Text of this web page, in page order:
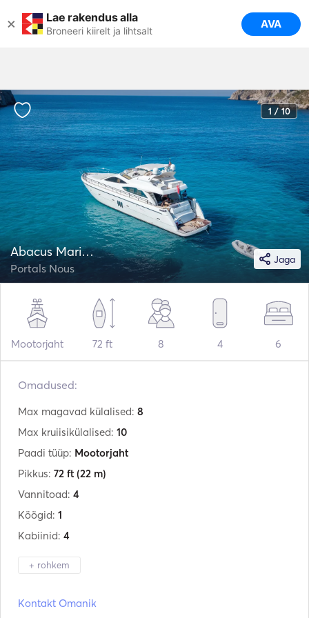
× Lae rakendus alla
Broneeri kiirelt ja lihtsalt AVA
1 / 10
Jaga
Abacus Marine 72
Portals Nous
Mootorjaht 72 ft 8 4 6
Omadused:
Max magavad külalised: 8
Max kruiisikülalised: 10
Paadi tüüp: Mootorjaht
Pikkus: 72 ft (22 m)
Vannitoad: 4
Köögid: 1
Kabiinid: 4
+ rohkem
Kontakt Omanik